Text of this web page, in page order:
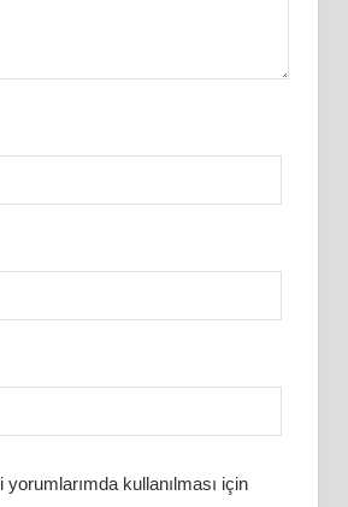
kullanılması için